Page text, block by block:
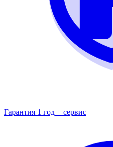
Гарантия 1 год + сервис